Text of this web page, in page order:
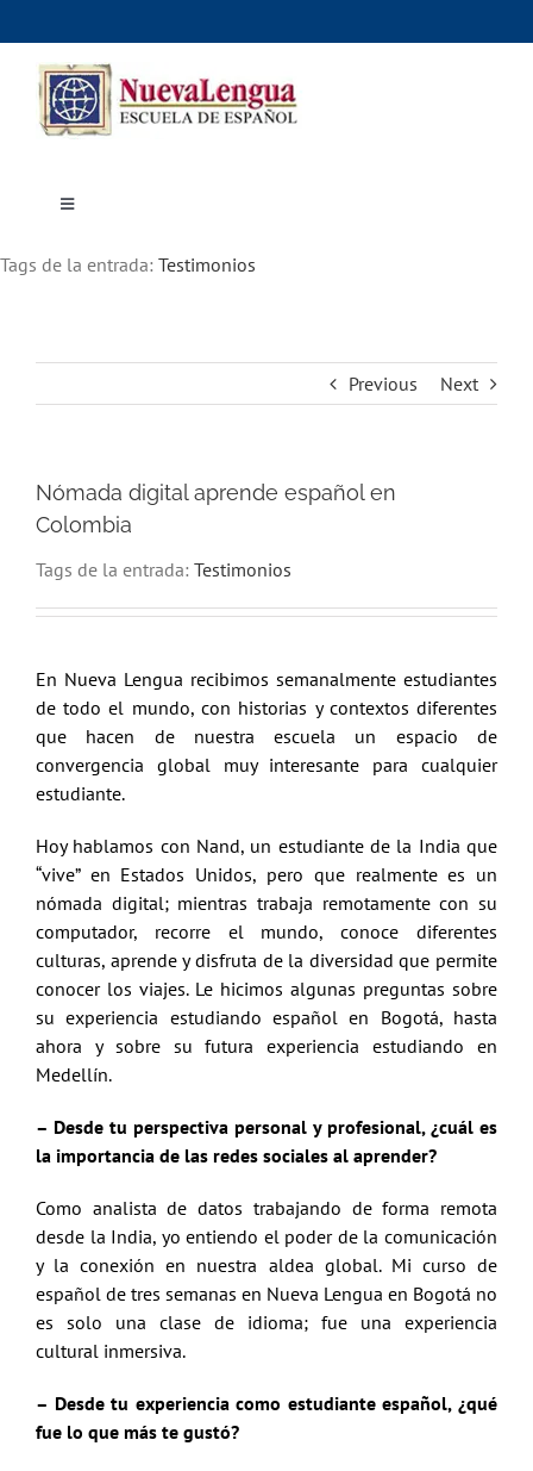
to
content
Toggle
Cursos
Tags de la entrada: Testimonios
Previous Next
Nómada digital aprende español en
Colombia
Tags de la entrada: Testimonios
En Nueva Lengua recibimos semanalmente estudiantes
de todo el mundo, con historias y contextos diferentes
que hacen de nuestra escuela un espacio de
convergencia global muy interesante para cualquier
estudiante.
Hoy hablamos con Nand, un estudiante de la India que
“vive” en Estados Unidos, pero que realmente es un
nómada digital; mientras trabaja remotamente con su
computador, recorre el mundo, conoce diferentes
culturas, aprende y disfruta de la diversidad que permite
conocer los viajes. Le hicimos algunas preguntas sobre
su experiencia estudiando español en Bogotá, hasta
ahora y sobre su futura experiencia estudiando en
Medellín.
– Desde tu perspectiva personal y profesional, ¿cuál es
la importancia de las redes sociales al aprender?
Como analista de datos trabajando de forma remota
desde la India, yo entiendo el poder de la comunicación
y la conexión en nuestra aldea global. Mi curso de
español de tres semanas en Nueva Lengua en Bogotá no
es solo una clase de idioma; fue una experiencia
cultural inmersiva.
– Desde tu experiencia como estudiante español, ¿qué
fue lo que más te gustó?